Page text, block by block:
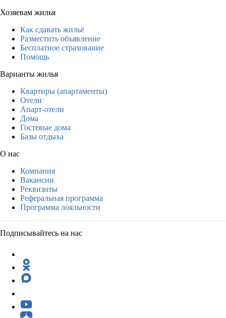
Хозяевам жилья
Как сдавать жильё
Разместить объявление
Бесплатное страхование
Помощь
Варианты жилья
Квартиры (апартаменты)
Отели
Апарт-отели
Дома
Гостевые дома
Базы отдыха
О нас
Компания
Вакансии
Реквизиты
Реферальная программа
Программа лояльности
Подписывайтесь на нас